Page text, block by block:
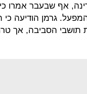
אף שבעבר אמרו
גרמן הודיעה כי
תושבי הסביבה, אך